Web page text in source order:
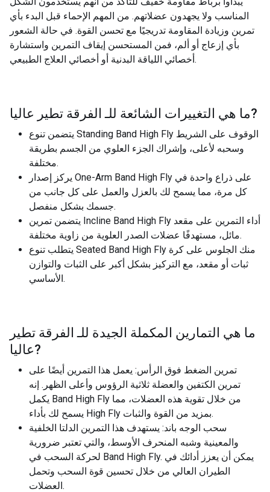
المناسب ولا يجهدون عضلاتهم. من المهم الإحماء قبل البدء بأي
تمرين وزيادة المقاومة تدريجيًا مع تحسن القوة. في حالة الشعور
بأي إزعاج أو ألم، فمن المستحسن إيقاف التمرين واستشارة
أخصائي اللياقة البدنية أو أخصائي العلاج الطبيعي.
ما هي التغييرات الشائعة للـ الفرقة تطير عاليا ?
يتضمن تنوع Standing Band High Fly الوقوف على الشريط
وسحبه لأعلى، وإشراك الجزء العلوي من الجسم بطريقة
مختلفة.
يركز إصدار One-Arm Band High Fly على ذراع واحدة في
كل مرة، مما يسمح لك بالعزل والعمل على كل جانب من
جسمك بشكل منفصل.
يتضمن تمرين Incline Band High Fly أداء التمرين على مقعد
مائل، مستهدفًا عضلات الصدر العلوية من زاوية مختلفة.
يتطلب تنوع Seated Band High Fly منك الجلوس على كرة
ثبات أو مقعد، مع التركيز بشكل أكبر على الثبات والتوازن
الأساسي.
ما هي التمارين المكملة الجيدة للـ الفرقة تطير
عاليا?
تمرين الضغط فوق الرأس: يعمل هذا التمرين أيضًا على
تمرين الكتفين والعضلة ثلاثية الرؤوس وأعلى الظهر. إنه
يكمل Band High Fly من خلال تقوية هذه العضلات، مما
يسمح لك بأداء High Fly بمزيد من القوة والثبات.
سحب الوجه باند: يستهدف هذا التمرين الدلتا الخلفية
والمعينية وشبه المنحرف الأوسط، والتي تعتبر ضرورية
لحركة السحب في Band High Fly. يمكن أن يعزز أدائك في
الطيران العالي من خلال تحسين قوة السحب وتحمل
العضلات.